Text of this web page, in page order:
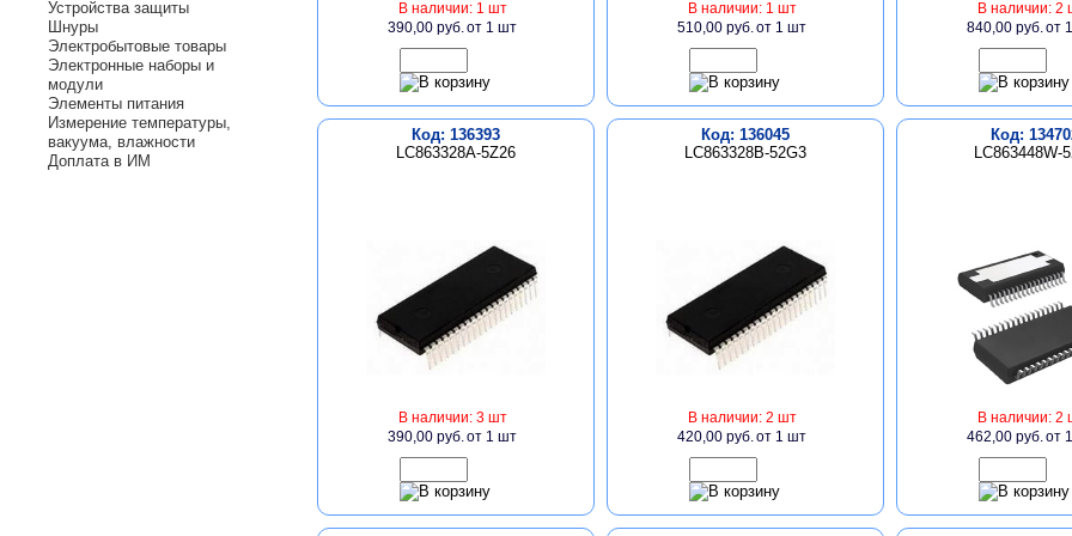
Устройства защиты
Шнуры
Электробытовые товары
Электронные наборы и
модули
Элементы питания
Измерение температуры,
вакуума, влажности
Доплата в ИМ
В наличии: 1 шт
390,00 руб.от 1 шт
В наличии: 1 шт
510,00 руб.от 1 шт
В наличии: 2
840,00 руб.от
Код: 136393
LC863328A-5Z26
В наличии: 3 шт
390,00 руб.от 1 шт
Код: 136045
LC863328B-52G3
В наличии: 2 шт
420,00 руб.от 1 шт
Код:
LC863448W-
В наличии: 2
462,00 руб.от